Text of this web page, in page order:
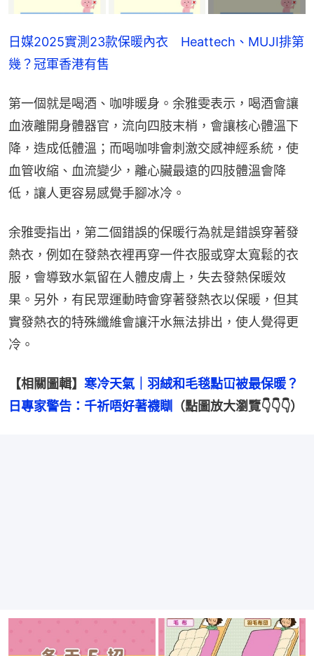
日媒2025實測23款保暖內衣　Heattech、MUJI排第
幾？冠軍香港有售
第一個就是喝酒、咖啡暖身。余雅雯表示，喝酒會讓
血液離開身體器官，流向四肢末梢，會讓核心體溫下
降，造成低體溫；而喝咖啡會刺激交感神經系統，使
血管收縮、血流變少，離心臟最遠的四肢體溫會降
低，讓人更容易感覺手腳冰冷。
余雅雯指出，第二個錯誤的保暖行為就是錯誤穿著發
熱衣，例如在發熱衣裡再穿一件衣服或穿太寬鬆的衣
服，會導致水氣留在人體皮膚上，失去發熱保暖效
果。另外，有民眾運動時會穿著發熱衣以保暖，但其
實發熱衣的特殊纖維會讓汗水無法排出，使人覺得更
冷。
【相關圖輯】 寒冷天氣｜羽絨和毛毯點冚被最保暖？
日專家警告：千祈唔好著襪瞓
（點圖放大瀏覽👇👇👇）